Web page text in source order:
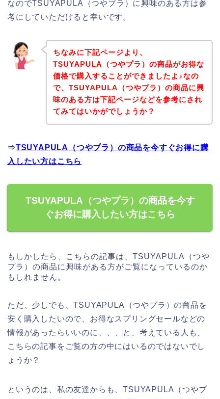
なのでTSUYAPULA（つやプラ）に興味のある方は参
考にしていただけると幸いです。
ちなみに下記ページより、
TSUYAPULA（つやプラ）の商品がお得な
価格で購入することができましたよ♪なの
で、TSUYAPULA（つやプラ）の商品に興
味のある方は下記ページなどを参考にされ
てみてはいかがでしょうか？
⇒TSUYAPULA（つやプラ）の商品を今すぐお得に購
入したい方はこちら
TSUYAPULA（つやプラ）の商品を今す
ぐお得に購入したい方はこちら
もしかしたら、こちらの記事は、TSUYAPULA（つや
プラ）の商品に興味がある方がご覧になっているのか
もしれません。
ただ、少しでも、TSUYAPULA（つやプラ）の商品を
安く購入したいので、お得なスプリングセールなどの
情報があったらいいのに、、、と、考えている人も、
こちらの記事をご覧の方の中にはいるのではないでし
ょうか？
というのは、私の友達からも、TSUYAPULA（つやプ